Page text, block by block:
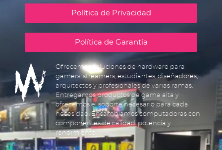
Política de Privacidad
Política de Garantía
Ofrecemos soluciones de hardware para
gamers, streamers, estudiantes, diseñadores,
arquitectos y profesionales de varias ramas.
Entregamos productos de gama alta y
ofrecemos el soporte necesario para cada
necesidad. Ensamblamos computadoras con
componentes de calidad, potencia y
rendimiento.